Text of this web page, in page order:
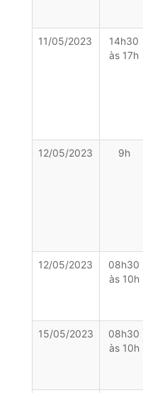
11/05/2023
14h30
às 17h
12/05/2023 9h
12/05/2023
08h30
às 10h
15/05/2023
08h30
às 10h